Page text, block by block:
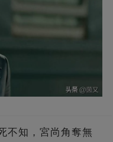
不知，宮尚角奪無